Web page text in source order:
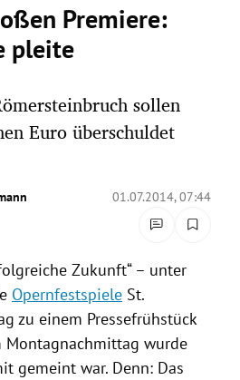
Premiere:
pleite
sollen
Euro überschuldet
01.07.2014, 07:44
Zukunft“ – unter
Opernfestspiele St.
zu einem Pressefrühstück
Montagnachmittag wurde
gemeint war. Denn: Das